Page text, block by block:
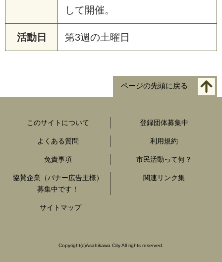
して開催。
活動日 第3週の土曜日
ページの先頭に戻る
このサイトについて 登録団体募集中
よくある質問 利用規約
免責事項 市民活動って何？
協賛企業（バナー広告主様）
募集中です！
関連リンク集
サイトマップ
Copyright(c)Asahikawa City All rights reserved.